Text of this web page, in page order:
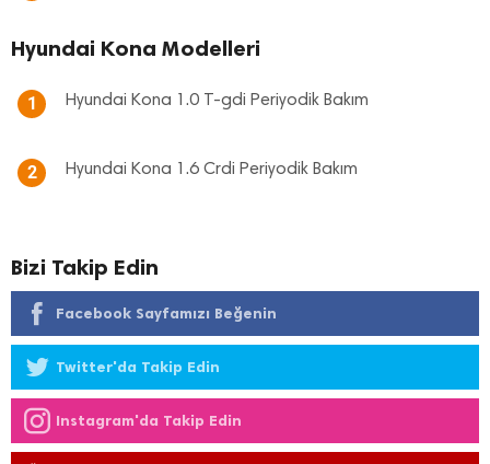
Hyundai Kona Modelleri
1 Hyundai Kona 1.0 T-gdi Periyodik Bakım
2 Hyundai Kona 1.6 Crdi Periyodik Bakım
Bizi Takip Edin
Facebook Sayfamızı Beğenin
Twitter'da Takip Edin
Instagram'da Takip Edin